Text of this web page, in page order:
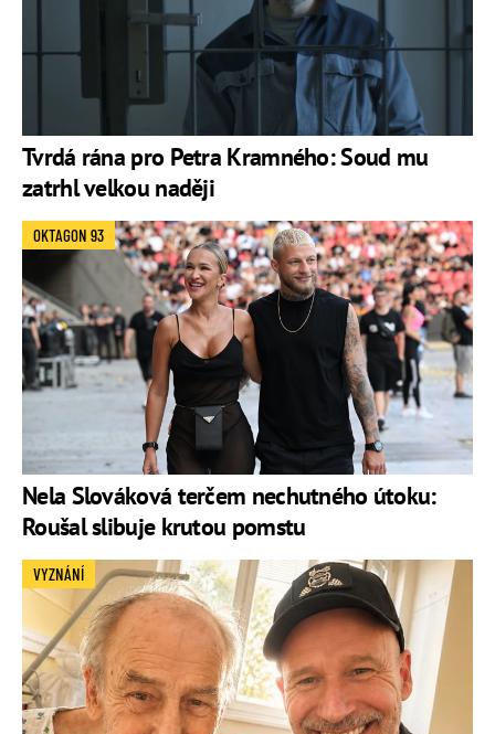
Tvrdá rána pro Petra Kramného: Soud mu
zatrhl velkou naději
Nela Slováková terčem nechutného útoku:
Roušal slibuje krutou pomstu
OKTAGON 93
VYZNÁNÍ